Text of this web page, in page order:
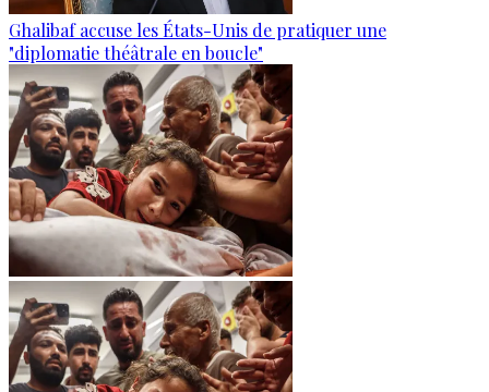
Ghalibaf accuse les États-Unis de pratiquer une
"diplomatie théâtrale en boucle"